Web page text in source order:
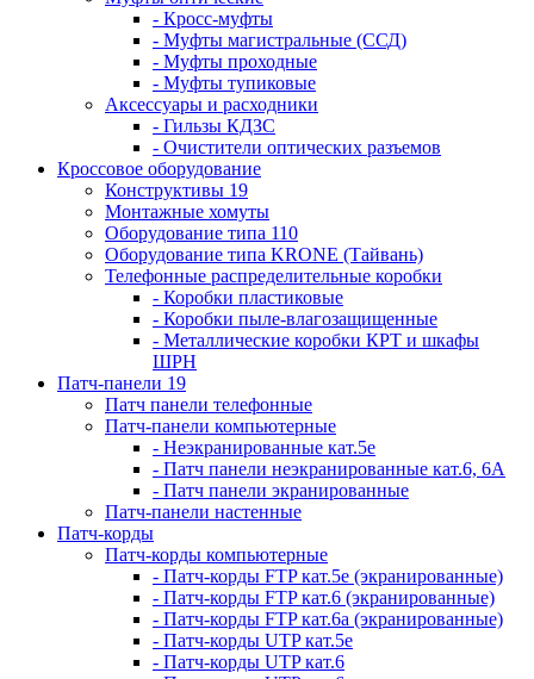
- Кросс-муфты
- Муфты магистральные (ССД)
- Муфты проходные
- Муфты тупиковые
Аксессуары и расходники
- Гильзы КДЗС
- Очистители оптических разъемов
Кроссовое оборудование
Конструктивы 19
Монтажные хомуты
Оборудование типа 110
Оборудование типа KRONE (Тайвань)
Телефонные распределительные коробки
- Коробки пластиковые
- Коробки пыле-влагозащищенные
- Металлические коробки КРТ и шкафы
ШРН
Патч-панели 19
Патч панели телефонные
Патч-панели компьютерные
- Неэкранированные кат.5е
- Патч панели неэкранированные кат.6, 6А
- Патч панели экранированные
Патч-панели настенные
Патч-корды
Патч-корды компьютерные
- Патч-корды FTP кат.5е (экранированные)
- Патч-корды FTP кат.6 (экранированные)
- Патч-корды FTP кат.6а (экранированные)
- Патч-корды UTP кат.5е
- Патч-корды UTP кат.6